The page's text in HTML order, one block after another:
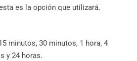
es la opción que utilizará.
minutos, 30 minutos, 1 hora, 4
y 24 horas.